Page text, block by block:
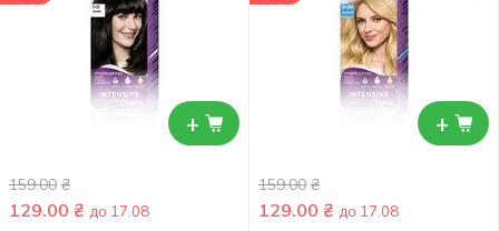
+
159.00 ₴
129.00 ₴ до 17.08
+
159.00 ₴
129.00 ₴ до 17.08